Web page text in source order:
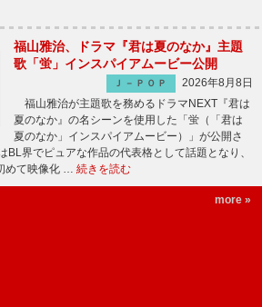
福山雅治、ドラマ『君は夏のなか』主題
歌「蛍」インスパイアムービー公開
Ｊ－ＰＯＰ
2026年8月8日
福山雅治が主題歌を務めるドラマNEXT『君は
夏のなか』の名シーンを使用した「蛍（「君は
夏のなか」インスパイアムービー）」が公開さ
界でピュアな作品の代表格として話題となり、
めて映像化 … 続きを読む
more »